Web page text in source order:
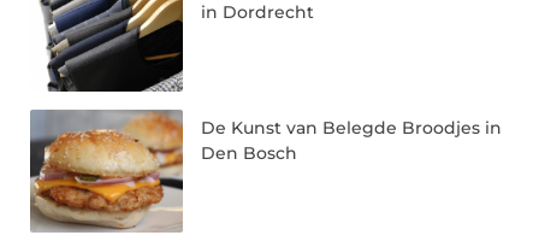
in Dordrecht
De Kunst van Belegde Broodjes in
Den Bosch